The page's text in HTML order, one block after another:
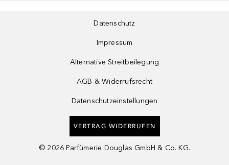
Datenschutz
Impressum
Alternative Streitbeilegung
AGB & Widerrufsrecht
Datenschutzeinstellungen
VERTRAG WIDERRUFEN
© 2026 Parfümerie Douglas GmbH & Co. KG.